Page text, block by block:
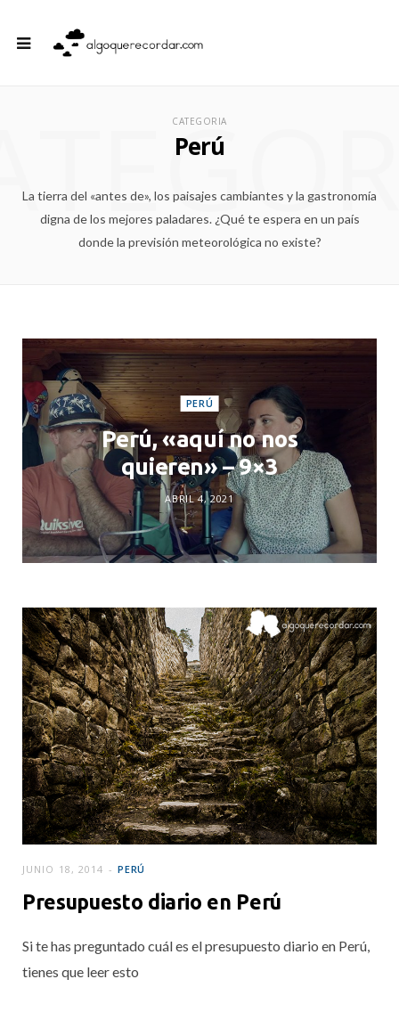
CATEGORIA
Perú
La tierra del «antes de», los paisajes cambiantes y la gastronomía
digna de los mejores paladares. ¿Qué te espera en un país
donde la previsión meteorológica no existe?
PERÚ
Perú, «aquí no nos
quieren» – 9×3
ABRIL 4, 2021
PERÚ
JUNIO 18, 2014
Presupuesto diario en Perú
Si te has preguntado cuál es el presupuesto diario en Perú,
tienes que leer esto